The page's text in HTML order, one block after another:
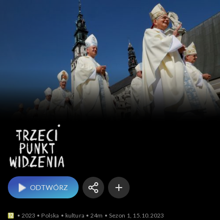
Trzeci punkt widzenia
ODTWÓRZ
2023 Polska kultura 24m Sezon 1, 15.10.2023